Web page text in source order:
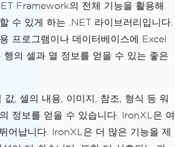
Framework의 전체 기능을 활용해
수 있게 하는 .NET 라이브러리입니다.
프로그램이나 데이터베이스에 Excel
의 셀과 열 정보를 얻을 수 있는 좋은
, 셀의 내용, 이미지, 참조, 형식 등 워
정보를 얻을 수 있습니다. IronXL은 여
어납니다. IronXL은 더 많은 기능을 제